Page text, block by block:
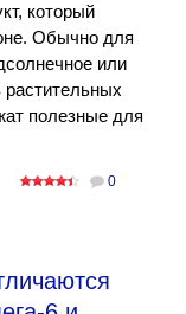
который
Обычно для
или
полезные для
0